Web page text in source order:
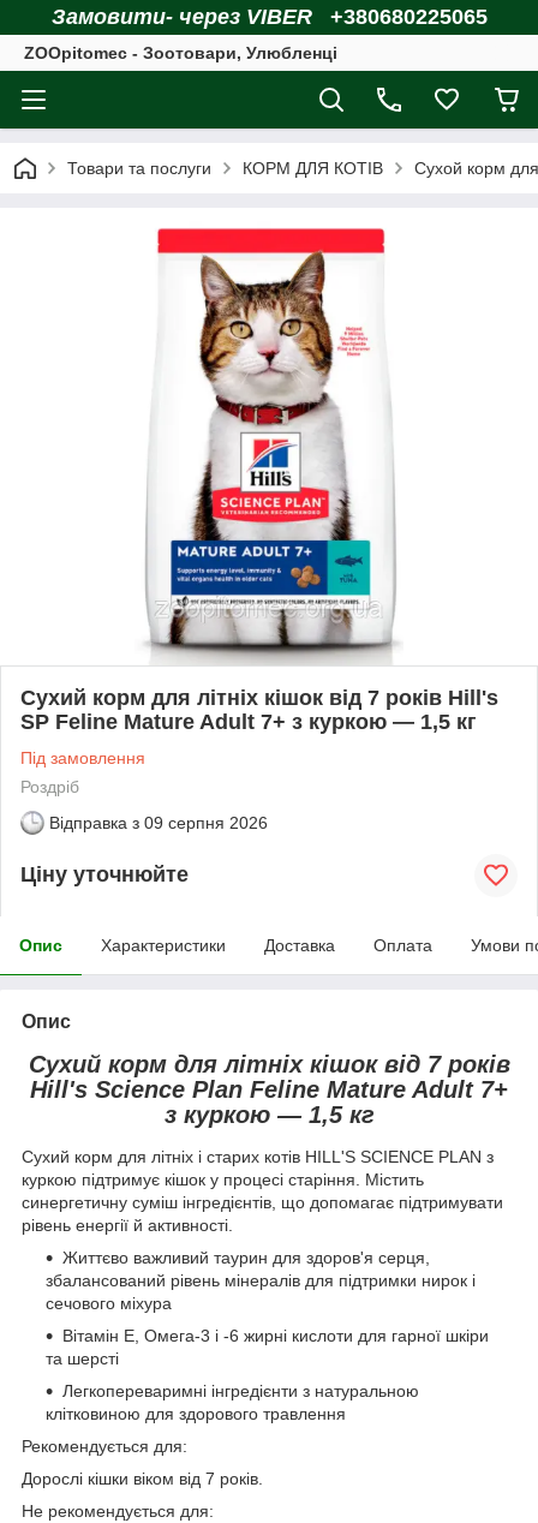
Замовити- через VIBER +380680225065
ZOOpitomec - Зоотовари, Улюбленці
Товари та послуги КОРМ ДЛЯ КОТІВ Сухой корм
Сухий корм для літніх кішок від 7 років Hill's
SP Feline Mature Adult 7+ з куркою — 1,5 кг
Під замовлення
Роздріб
Відправка з 09 серпня 2026
Ціну уточнюйте
Опис Характеристики Доставка Оплата Умови
Опис
Сухий корм для літніх кішок від 7 років
Hill's Science Plan Feline Mature Adult 7+
з куркою — 1,5 кг
Сухий корм для літніх і старих котів HILL'S SCIENCE PLAN з
куркою підтримує кішок у процесі старіння. Містить
синергетичну суміш інгредієнтів, що допомагає підтримувати
рівень енергії й активності.
Життєво важливий таурин для здоров'я серця,
збалансований рівень мінералів для підтримки нирок і
сечового міхура
Вітамін Е, Омега-3 і -6 жирні кислоти для гарної шкіри
та шерсті
Легкопереваримні інгредієнти з натуральною
клітковиною для здорового травлення
Рекомендується для:
Дорослі кішки віком від 7 років.
Не рекомендується для: